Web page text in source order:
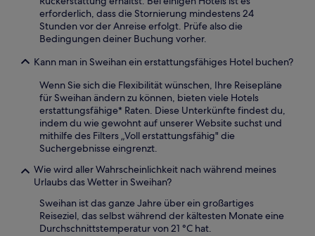
erforderlich, dass die Stornierung mindestens 24
Stunden vor der Anreise erfolgt. Prüfe also die
Bedingungen deiner Buchung vorher.
Kann man in Sweihan ein erstattungsfähiges Hotel buchen?
Wenn Sie sich die Flexibilität wünschen, Ihre Reisepläne
für Sweihan ändern zu können, bieten viele Hotels
erstattungsfähige* Raten. Diese Unterkünfte findest du,
indem du wie gewohnt auf unserer Website suchst und
mithilfe des Filters „Voll erstattungsfähig" die
Suchergebnisse eingrenzt.
Wie wird aller Wahrscheinlichkeit nach während meines
Urlaubs das Wetter in Sweihan?
Sweihan ist das ganze Jahre über ein großartiges
Reiseziel, das selbst während der kältesten Monate eine
Durchschnittstemperatur von 21 °C hat.